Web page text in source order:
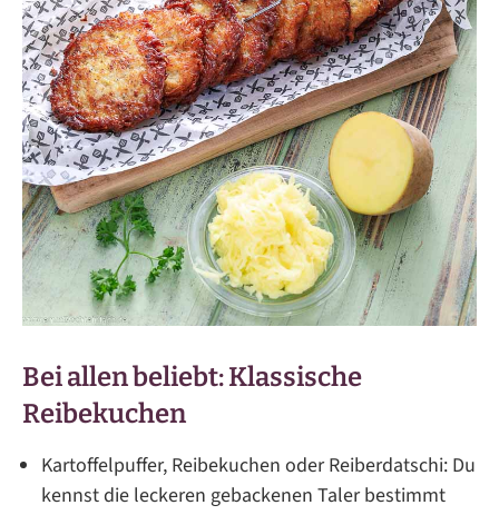
Bei allen beliebt: Klassische
Reibekuchen
Kartoffelpuffer, Reibekuchen oder Reiberdatschi: Du
kennst die leckeren gebackenen Taler bestimmt